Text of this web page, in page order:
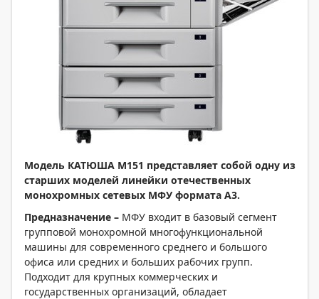
Модель КАТЮША М151 представляет собой одну из
старших моделей линейки отечественных
монохромных сетевых МФУ формата А3.
Предназначение – МФУ входит в базовый сегмент
групповой монохромной многофункциональной
машины для современного среднего и большого
офиса или средних и больших рабочих групп.
Подходит для крупных коммерческих и
государственных организаций, обладает